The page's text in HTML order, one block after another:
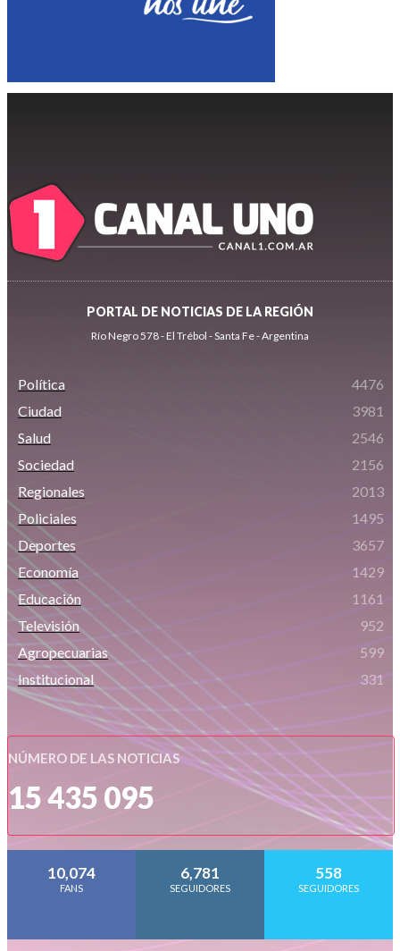
PORTAL DE NOTICIAS DE LA REGIÓN
Río Negro 578 - El Trébol - Santa Fe - Argentina
Política
4476
Ciudad
3981
Salud
2546
Sociedad
2156
Regionales
2013
Policiales
1495
Deportes
3657
Economía
1429
Educación
1161
Televisión
952
Agropecuarias
599
Institucional
331
NÚMERO DE LAS NOTICIAS
15 435 095
10,074
FANS
6,781
SEGUIDORES
558
SEGUIDORES